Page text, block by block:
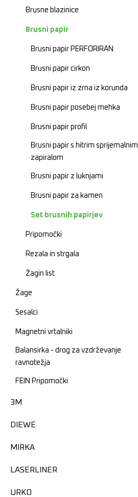
Brusne blazinice
Brusni papir
Brusni papir PERFORIRAN
Brusni papir cirkon
Brusni papir iz zrna iz korunda
Brusni papir posebej mehka
Brusni papir profil
Brusni papir s hitrim sprijemalnim
zapiralom
Brusni papir z luknjami
Brusni papir za kamen
Set brusnih papirjev
Pripomočki
Rezala in strgala
Žagin list
Žage
Sesalci
Magnetni vrtalniki
Balansirka - drog za vzdrževanje
ravnotežja
FEIN Pripomočki
3M
DIEWE
MIRKA
LASERLINER
URKO